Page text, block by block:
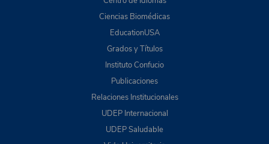
Ciencias Biomédicas
EducationUSA
Grados y Títulos
Instituto Confucio
Publicaciones
Relaciones Institucionales
UDEP Internacional
UDEP Saludable